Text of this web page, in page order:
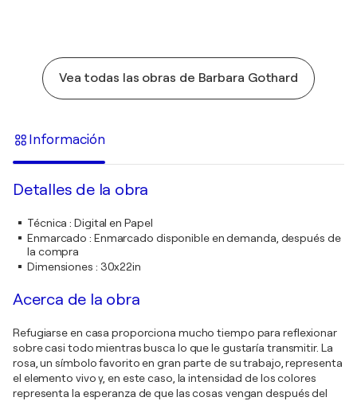
Vea todas las obras de Barbara Gothard
Información
Detalles de la obra
Técnica :Digital en Papel
Enmarcado : Enmarcado disponible en demanda, después de
la compra
Dimensiones : 30x22in
Acerca de la obra
Refugiarse en casa proporciona mucho tiempo para reflexionar
sobre casi todo mientras busca lo que le gustaría transmitir. La
rosa, un símbolo favorito en gran parte de su trabajo, representa
el elemento vivo y, en este caso, la intensidad de los colores
representa la esperanza de que las cosas vengan después del